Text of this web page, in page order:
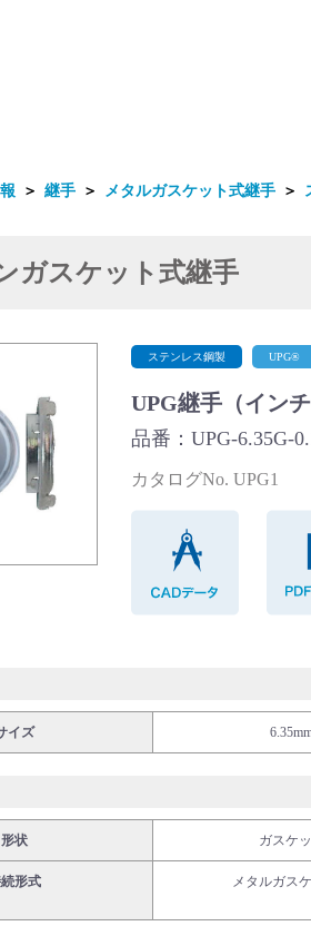
ムを探す
ード
＞ 継手 ＞ メタルガスケット式継手 ＞
ガスケット式継手
ステンレス鋼製 UPG®
UPG継手（インチ
品番：UPG-6.35G-
カタログNo. UPG1
イズ
形状 ガスケ
形式 メタルガス